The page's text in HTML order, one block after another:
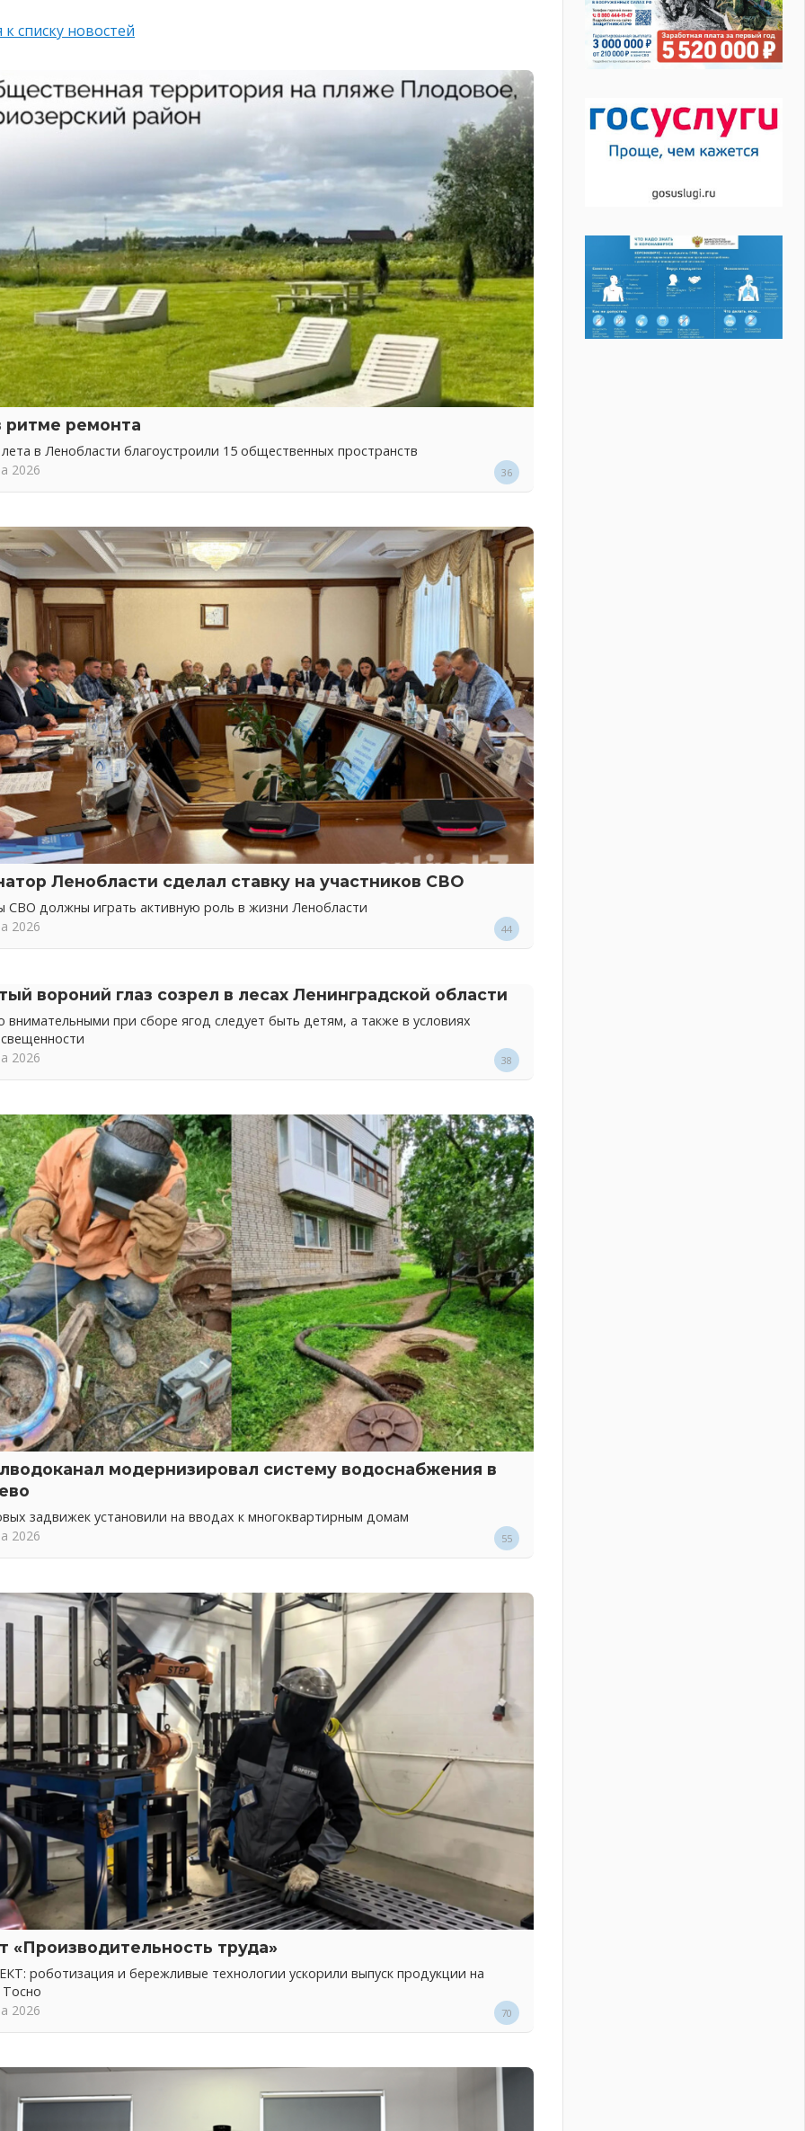
к списку новостей
ритме ремонта
в Ленобласти благоустроили 15 общественных пространств
2026
36
Ленобласти сделал ставку на участников СВО
СВО должны играть активную роль в жизни Ленобласти
2026
44
вороний глаз созрел в лесах Ленинградской области
внимательными при сборе ягод следует быть детям, а также в условиях
2026
38
модернизировал систему водоснабжения в
задвижек установили на вводах к многоквартирным домам
2026
55
«Производительность труда»
роботизация и бережливые технологии ускорили выпуск продукции на
2026
70